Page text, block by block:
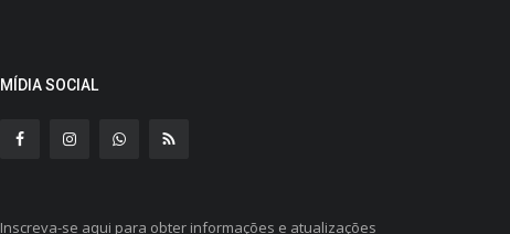
MÍDIA SOCIAL
Inscreva-se aqui para obter informações e atualizações